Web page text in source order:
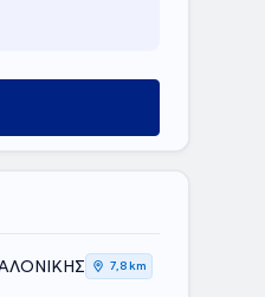
7,8 km